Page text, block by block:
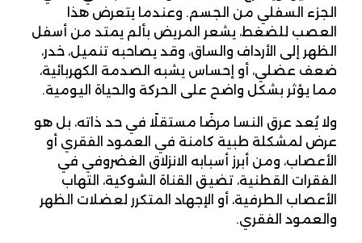
الجزء السفلي من الجسم. وعندما يتعرض هذا
العصب للضغط، يشعر المريض بألم يمتد من أسفل
الظهر إلى الأرداف والساق، وقد يصاحبه تنميل، خدر،
ضعف عضلي، أو إحساس يشبه الصدمة الكهربائية،
مما يؤثر بشكل واضح على الحركة والحياة اليومية.
ولا يُعد عرق النسا مرضًا مستقلًا في حد ذاته، بل هو
عرض لمشكلة طبية كامنة في العمود الفقري أو
الأعصاب، ومن أبرز أسبابه الانزلاق الغضروفي في
الفقرات القطنية، تضيق القناة الشوكية، التهاب
الأعصاب الطرفية، أو الإجهاد المتكرر لعضلات الظهر
والعمود الفقري.